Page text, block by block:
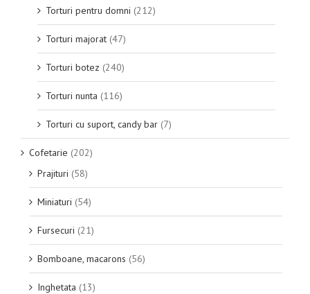
Torturi pentru domni (212)
Torturi majorat (47)
Torturi botez (240)
Torturi nunta (116)
Torturi cu suport, candy bar (7)
Cofetarie (202)
Prajituri (58)
Miniaturi (54)
Fursecuri (21)
Bomboane, macarons (56)
Inghetata (13)